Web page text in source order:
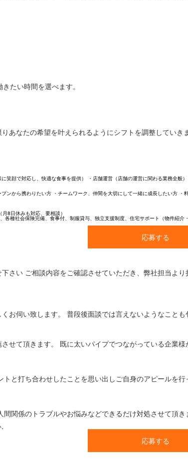
たい時間を選べます。
あなたの希望を叶えられるようにシフトを調整していき
笑顔で対応し、快適な食事を提供） ・店舗運営（店舗の運営に関わる業務全般）
ンから携わりたい方 ・チームワーク、仲間を大切にして一緒に成長したい方 ・
8日休みも対応、要相談）
種社会保険完備、食事付、制服貸与、独立支援制度、住宅サポート（物件紹介
応募する
さい ご相談内容をご確認させていただき、弊社担当より
お伺い致します。 普段後面談では言えないようなこと
せて頂きます。 既に太いパイプでつながっている企業
と打ち合わせしたことを思い出しご自身のアピールを
関係のトラブルやお悩みなどできるだけ対処させて頂き
応募する